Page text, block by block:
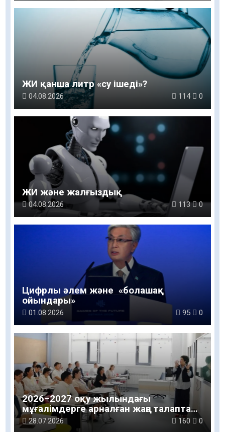
ЖИ қанша литр «су ішеді»?
04.08.2026 114 0
ЖИ және жалғыздық
04.08.2026 113 0
Цифрлы әлем және «болашақ
ойындары»
01.08.2026 95 0
2026–2027 оқу жылындағы
мұғалімдерге арналған жаңа талаптар
таныстырылды
28.07.2026 160 0